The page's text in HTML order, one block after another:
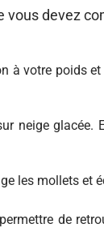
vous devez
à votre poids
neige glacée.
les mollets et
de